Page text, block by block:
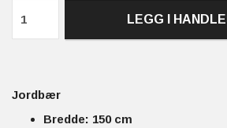
LEGG I
Jordbær
Bredde: 150 cm